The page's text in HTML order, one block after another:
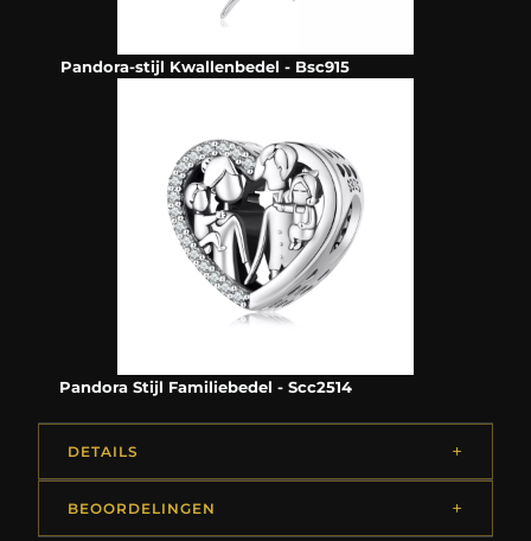
Pandora-stijl Kwallenbedel - Bsc915
Pandora Stijl Familiebedel - Scc2514
DETAILS
BEOORDELINGEN